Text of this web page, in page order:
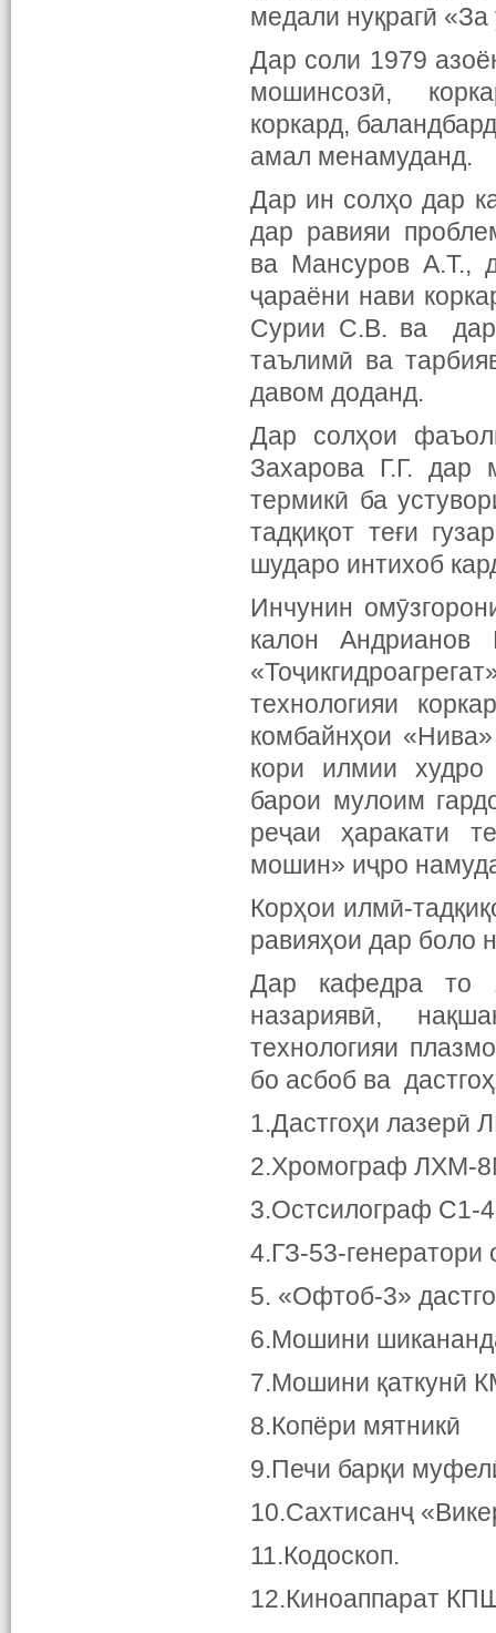
медали нуқрагӣ «За
Дар соли 1979
мошинсозӣ,
коркард,
амал менамуданд.
Дар ин солҳо дар
дар равияи
ва Мансуров А.Т.,
ҷараёни нави
Сурии С.В. ва дар
таълимӣ ва
давом доданд.
Дар солҳои
Захарова Г.Г. дар
термикӣ ба
тадқиқот теғи
шударо интихоб
Инчунин
калон
технологияи
комбайнҳои
кори илмии худро
барои мулоим
реҷаи ҳаракати
мошин» иҷро
Корҳои илмӣ-
равияҳои дар боло
Дар кафедра то
назариявӣ,
технологияи
бо асбоб ва
1.Дастгоҳи лазерӣ
2.Хромограф ЛХМ-
3.Остсилограф С1-
4.ГЗ-53-генератори
5. «Офтоб-3»
6.Мошини
7.Мошини қаткунӣ
8.Копёри мятникӣ
9.Печи барқи
10.Сахтисанҷ
11.Кодоскоп.
12.Киноаппарат